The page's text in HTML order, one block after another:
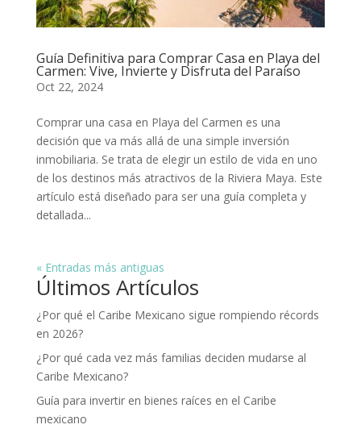
Guía Definitiva para Comprar Casa en Playa del
Carmen: Vive, Invierte y Disfruta del Paraíso
Oct 22, 2024
Comprar una casa en Playa del Carmen es una
decisión que va más allá de una simple inversión
inmobiliaria. Se trata de elegir un estilo de vida en uno
de los destinos más atractivos de la Riviera Maya. Este
artículo está diseñado para ser una guía completa y
detallada...
« Entradas más antiguas
Últimos Artículos
¿Por qué el Caribe Mexicano sigue rompiendo récords
en 2026?
¿Por qué cada vez más familias deciden mudarse al
Caribe Mexicano?
Guía para invertir en bienes raíces en el Caribe
mexicano